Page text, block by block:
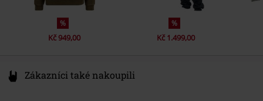
%
Kč 949,00
%
Kč 1.499,00
Zákazníci také nakoupili